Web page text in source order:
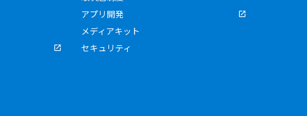
アプリ開発
メディアキット
セキュリティ